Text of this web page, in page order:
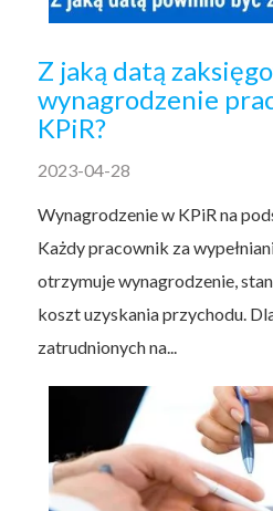
Z jaką datą
wynagrodzenie
KPiR?
2023-04-28
Wynagrodzenie w KPiR na
Każdy pracownik za
otrzymuje wynagrodzenie,
koszt uzyskania przychodu.
zatrudnionych na...